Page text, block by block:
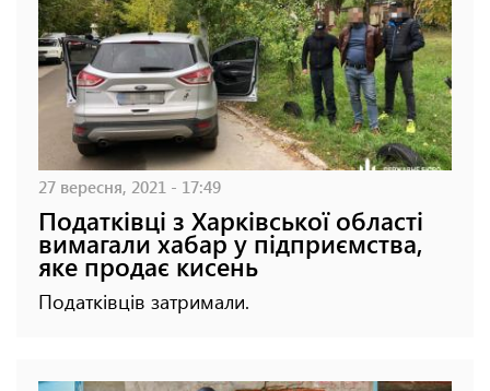
27 вересня, 2021 - 17:49
Податківці з Харківської області
вимагали хабар у підприємства,
яке продає кисень
Податківців затримали.